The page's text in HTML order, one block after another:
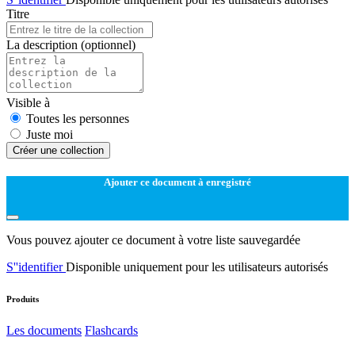
Titre
La description (optionnel)
Visible à
Toutes les personnes
Juste moi
Créer une collection
Ajouter ce document à enregistré
Vous pouvez ajouter ce document à votre liste sauvegardée
S''identifierDisponible uniquement pour les utilisateurs autorisés
Produits
Les documents Flashcards